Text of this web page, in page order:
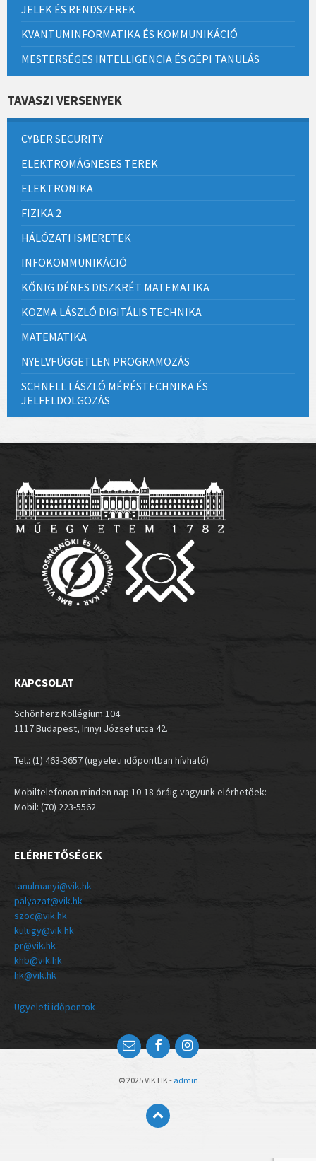
JELEK ÉS RENDSZEREK
KVANTUMINFORMATIKA ÉS KOMMUNIKÁCIÓ
MESTERSÉGES INTELLIGENCIA ÉS GÉPI TANULÁS
TAVASZI VERSENYEK
CYBER SECURITY
ELEKTROMÁGNESES TEREK
ELEKTRONIKA
FIZIKA 2
HÁLÓZATI ISMERETEK
INFOKOMMUNIKÁCIÓ
KŐNIG DÉNES DISZKRÉT MATEMATIKA
KOZMA LÁSZLÓ DIGITÁLIS TECHNIKA
MATEMATIKA
NYELVFÜGGETLEN PROGRAMOZÁS
SCHNELL LÁSZLÓ MÉRÉSTECHNIKA ÉS
JELFELDOLGOZÁS
KAPCSOLAT
Schönherz Kollégium 104
1117 Budapest, Irinyi József utca 42.
Tel.: (1) 463-3657 (ügyeleti időpontban hívható)
Mobiltelefonon minden nap 10-18 óráig vagyunk elérhetőek:
Mobil: (70) 223-5562
ELÉRHETŐSÉGEK
tanulmanyi@vik.hk
palyazat@vik.hk
szoc@vik.hk
kulugy@vik.hk
pr@vik.hk
khb@vik.hk
hk@vik.hk
Ügyeleti időpontok
© 2025 VIK HK - admin